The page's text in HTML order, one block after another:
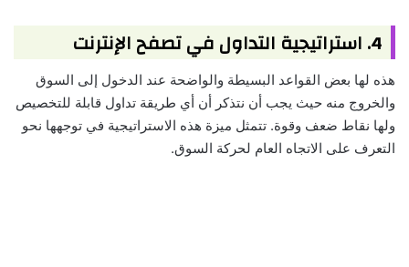
4. استراتيجية التداول في تصفح الإنترنت
هذه لها بعض القواعد البسيطة والواضحة عند الدخول إلى السوق
والخروج منه حيث يجب أن نتذكر أن أي طريقة تداول قابلة للتخصيص
ولها نقاط ضعف وقوة. تتمثل ميزة هذه الاستراتيجية في توجهها نحو
التعرف على الاتجاه العام لحركة السوق.